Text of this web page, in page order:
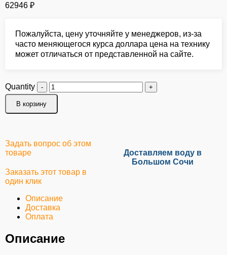
62946 ₽
Пожалуйста, цену уточняйте у менеджеров, из-за
часто меняющегося курса доллара цена на технику
может отличаться от представленной на сайте.
Quantity
В корзину
Задать вопрос об этом
товаре
Заказать этот товар в
один клик
Доставляем воду в
Большом Сочи
Описание
Доставка
Оплата
Описание